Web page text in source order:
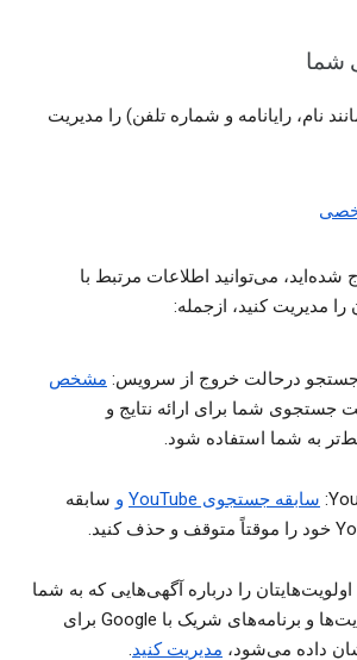
شما
نام، رایانامه و شماره تلفن) را مدیریت
می‌توانید اطلاعات مرتبط با
را مدیریت کنید، ازجمله:
درحالت خروج از سرویس: مشخص
جستجوی شما برای ارائه نتایج و
به شما استفاده شود.
سابقه جستجوی YouTube و سابقه
را درباره آگهی‌هایی که به شما
در Google، سایت‌ها و برنامه‌های شریک با Google برای
داده می‌شود، مدیریت کنید.